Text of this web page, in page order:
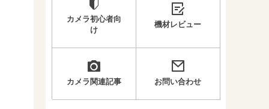
カメラ初心者向
け
機材レビュー
カメラ関連記事 お問い合わせ